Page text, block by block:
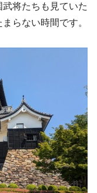
将たちも見ていた
らない時間です。